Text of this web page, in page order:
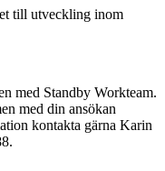
till utveckling inom
med Standby Workteam.
med din ansökan
kontakta gärna Karin